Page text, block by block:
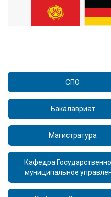
СПО
Бакалавриат
Магистратура
Кафедра
муниципальное